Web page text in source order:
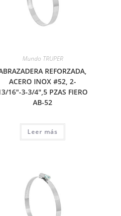
Mundo TRUPER
REFORZADA,
ACERO INOX #52, 2-
16″-3-3/4″,5 PZAS FIERO
AB-52
Leer más